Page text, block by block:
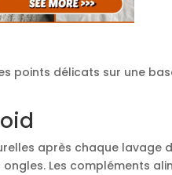
délicats sur une
après chaque lavage
Les compléments